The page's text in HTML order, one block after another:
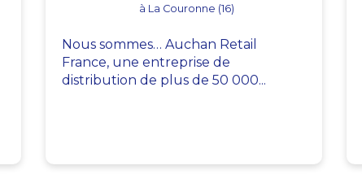
à La Couronne (16)
Nous sommes… Auchan Retail
France, une entreprise de
distribution de plus de 50 000...